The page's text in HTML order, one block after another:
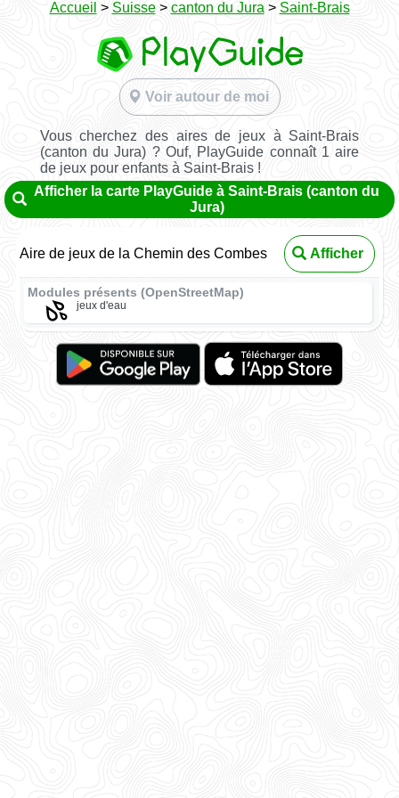
Accueil > Suisse> canton du Jura > Saint-Brais
Voir autour de moi
Vous cherchez des aires de jeux à Saint-Brais
(canton du Jura) ? Ouf, PlayGuide connaît 1 aire
de jeux pour enfants à Saint-Brais !
Afficher la carte PlayGuide à Saint-Brais (canton du
Jura)
Aire de jeux de la Chemin des Combes Afficher
Modules présents (OpenStreetMap)
jeux d'eau